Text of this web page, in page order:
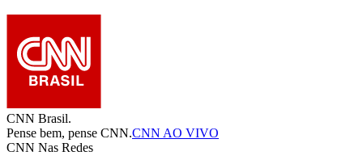
CNN Brasil.
Pense bem, pense CNN.CNN AO VIVO
CNN Nas Redes